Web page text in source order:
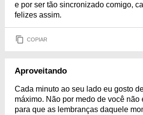
e por ser tão sincronizado comigo,
felizes assim.
COPIAR
Aproveitando
Cada minuto ao seu lado eu gosto
máximo. Não por medo de você não
para que as lembranças daquele